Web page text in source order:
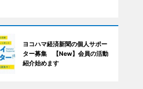
ヨコハマ経済新聞の個人サポー
ター募集 【New】会員の活動
紹介始めます